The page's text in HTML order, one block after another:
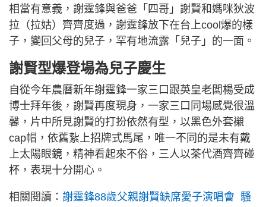
相當有意義，謝霆鋒與爸爸「四哥」謝賢和媽咪狄波
拉（拉姑）齊齊度過，謝霆鋒放下在台上cool爆的樣
子，變回父母的兒子，罕有地流露「兒子」的一面。
謝賢型爆登場為兒子慶生
自從今年農曆新年謝霆鋒一家三口跟英皇老闆楊受成
博士拜年後，謝賢再度現身，一家三口同場感覺很溫
馨，片中所見謝賢的打扮依然有型，以黑色外套襯
cap帽，依舊紥上招牌式馬尾，唯一不同的是未有戴
上太陽眼鏡，精神看起來不俗，三人以茶代酒齊齊碰
杯，表現十分開心。
相關閱讀： 謝霆鋒88歲父親謝賢缺席愛子演唱會 騷